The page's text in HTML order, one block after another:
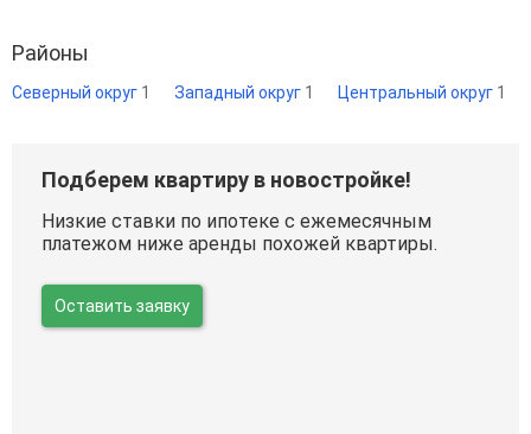
Районы
Северный округ 1 Западный округ 1 Центральный округ 1
Подберем квартиру в новостройке!
Низкие ставки по ипотеке с ежемесячным
платежом ниже аренды похожей квартиры.
Оставить заявку